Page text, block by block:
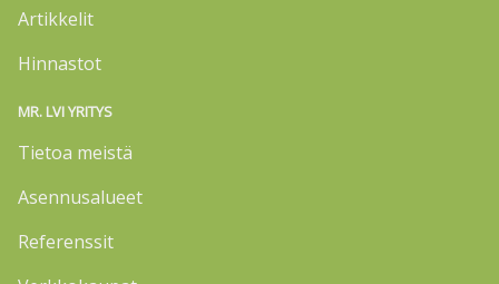
Artikkelit
Hinnastot
MR. LVI YRITYS
Tietoa meistä
Asennusalueet
Referenssit